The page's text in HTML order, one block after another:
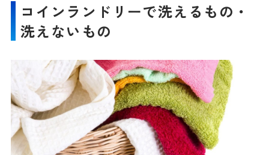
コインランドリーで洗えるもの・
洗えないもの